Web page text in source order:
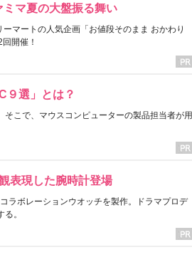
マ夏の大盤振る舞い
マートの人気企画「お値段そのまま おかわり
開催！
９選」とは？
こで、マウスコンピューターの製品担当者が用
表現した腕時計登場
ラボレーションウオッチを製作。ドラマプロデ
。